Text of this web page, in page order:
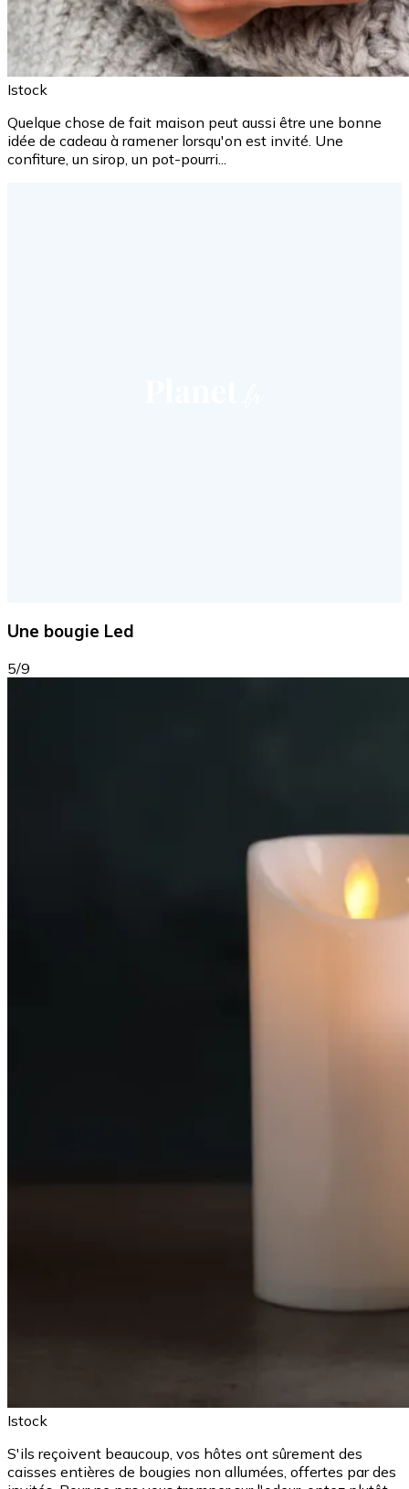
Istock
Quelque chose de fait maison peut aussi être une bonne
idée de cadeau à ramener lorsqu'on est invité. Une
confiture, un sirop, un pot-pourri...
Une bougie Led
5/9
Istock
S'ils reçoivent beaucoup, vos hôtes ont sûrement des
caisses entières de bougies non allumées, offertes par des